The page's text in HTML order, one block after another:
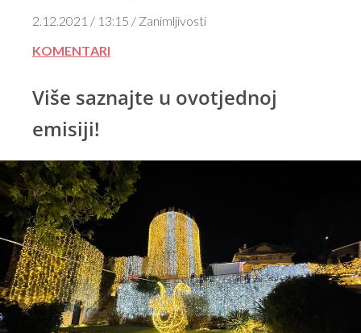
2.12.2021 / 13:15 / Zanimljivosti
KOMENTARI
Više saznajte u ovotjednoj
emisiji!